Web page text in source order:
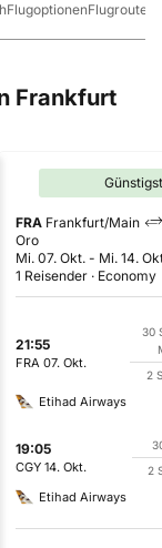
FlugoptionenFlugrouten
Frankfurt
FRA Frankfurt/Main
Oro
Mi. 07. Okt. - Mi. 14.
1 Reisender
Economy
21:55
FRA 07. Okt.
30
2
Etihad Airways
19:05
CGY 14. Okt.
2
Etihad Airways